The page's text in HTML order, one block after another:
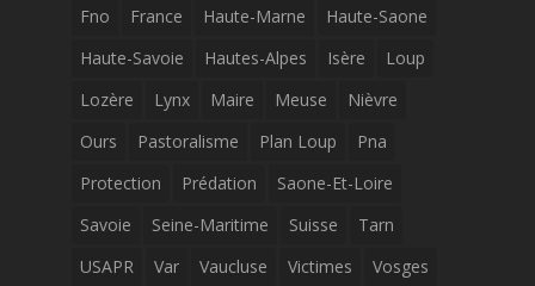
Fno
France Haute-Marne
Haute-Saone
Haute-Savoie
Hautes-Alpes Isère
Loup
Lozère
Lynx Maire Meuse
Nièvre
Ours
Pastoralisme Plan Loup
Pna
Protection
Prédation
Saone-Et-Loire
Savoie
Seine-Maritime Suisse
Tarn
USAPR
Var Vaucluse Victimes Vosges